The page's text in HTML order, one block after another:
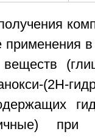
в
веществ
(2Н-
при